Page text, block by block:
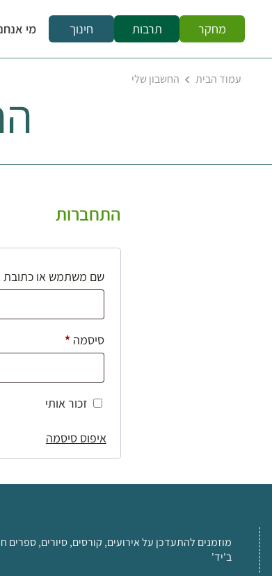
מחקר תרבות חינוך מי
עמוד הבית החשבון שלי
התחברות
שם משתמש או כתובת
סיסמה*חובה
זכור אותי
איפוס סיסמה
מוזמנים להתעדכן על אירועים, קורסים, סיורים,
ב'יד'